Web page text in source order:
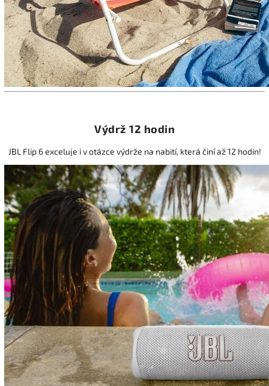
Výdrž 12 hodin
JBL Flip 6 exceluje i v otázce výdrže na nabití, která činí až 12 hodin!